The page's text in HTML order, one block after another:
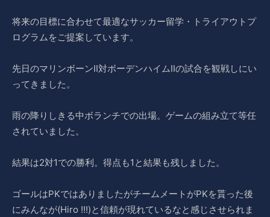
将来の目標に合わせて最適なサッカー留学・トライアウトプ
ログラムをご提案しています。
先日のマリンボーンII対ボーデンハイムIIの試合を観戦しにい
ってきました。
雨の降りしきる中ボランチでの出場。ゲームの組み立て等任
されていました。
結果は2対1での勝利。得点も1と結果も残しました。
ゴールはPKではありましたがチームメートがPKを貰った後
にみんなが(Hiro !!!)と信頼が現れているなと感じさせられま